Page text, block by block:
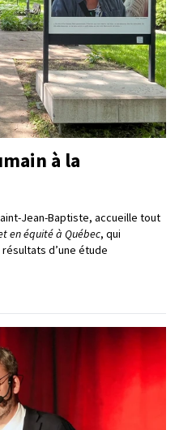
à la
Jean-Baptiste, accueille tout
en équité à Québec, qui
d’une étude